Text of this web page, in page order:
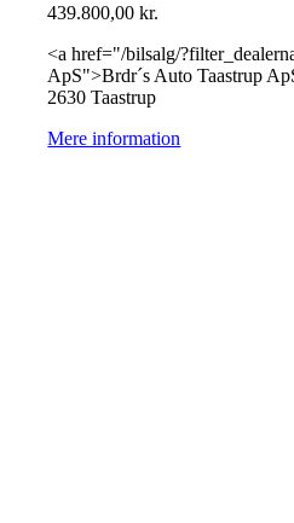
439.800,00kr.
<a href="/bilsalg/
ApS">Brdr´s Auto Taastrup
2630 Taastrup
Mere information